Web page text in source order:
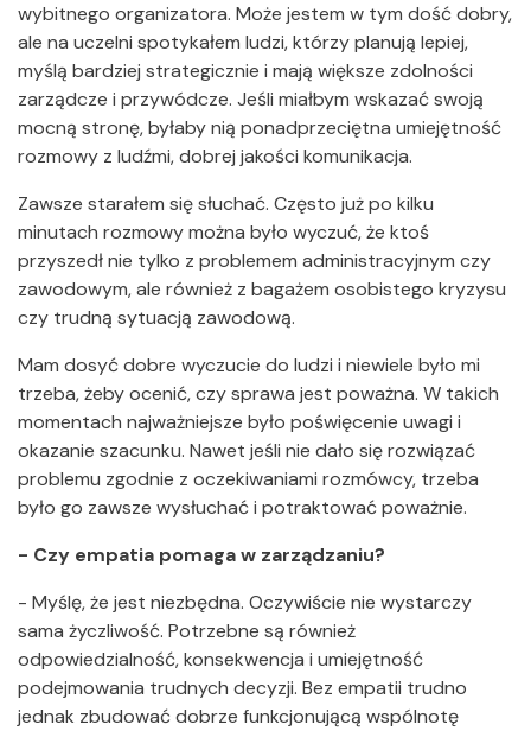
wybitnego organizatora. Może jestem w tym dość dobry,
ale na uczelni spotykałem ludzi, którzy planują lepiej,
myślą bardziej strategicznie i mają większe zdolności
zarządcze i przywódcze. Jeśli miałbym wskazać swoją
mocną stronę, byłaby nią ponadprzeciętna umiejętność
rozmowy z ludźmi, dobrej jakości komunikacja.
Zawsze starałem się słuchać. Często już po kilku
minutach rozmowy można było wyczuć, że ktoś
przyszedł nie tylko z problemem administracyjnym czy
zawodowym, ale również z bagażem osobistego kryzysu
czy trudną sytuacją zawodową.
Mam dosyć dobre wyczucie do ludzi i niewiele było mi
trzeba, żeby ocenić, czy sprawa jest poważna. W takich
momentach najważniejsze było poświęcenie uwagi i
okazanie szacunku. Nawet jeśli nie dało się rozwiązać
problemu zgodnie z oczekiwaniami rozmówcy, trzeba
było go zawsze wysłuchać i potraktować poważnie.
- Czy empatia pomaga w zarządzaniu?
- Myślę, że jest niezbędna. Oczywiście nie wystarczy
sama życzliwość. Potrzebne są również
odpowiedzialność, konsekwencja i umiejętność
podejmowania trudnych decyzji. Bez empatii trudno
jednak zbudować dobrze funkcjonującą wspólnotę